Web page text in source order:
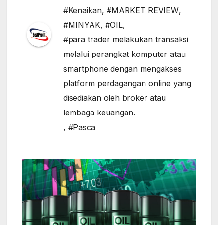
#Kenaikan, #MARKET REVIEW,
#MINYAK, #OIL,
#para trader melakukan transaksi
melalui perangkat komputer atau
smartphone dengan mengakses
platform perdagangan online yang
disediakan oleh broker atau
lembaga keuangan.
, #Pasca